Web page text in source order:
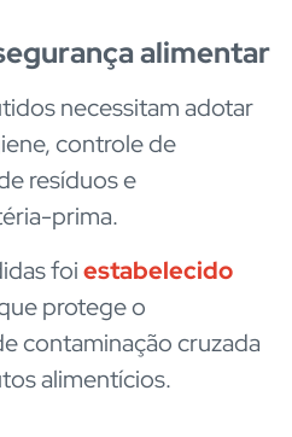
alimentar
necessitam adotar
controle de
resíduos e
prima.
foiestabelecido
protege o
contaminação cruzada
alimentícios.